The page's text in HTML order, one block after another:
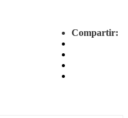
Compartir: